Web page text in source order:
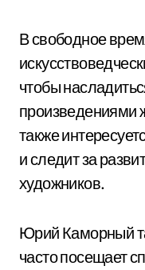
В свободное
чтобы
произведениями
также
и следит за
художников.
Юрий Каморный
часто посещает